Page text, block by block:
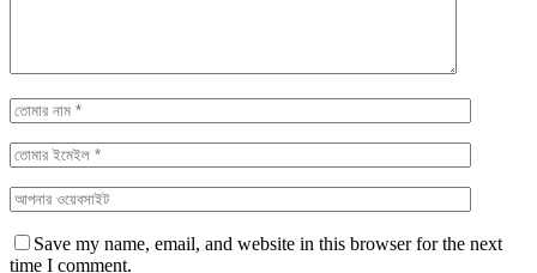
Save my name, email, and website in this browser for the next
time I comment.